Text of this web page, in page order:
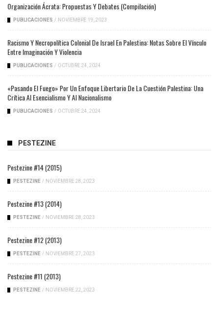
Organización Ácrata: Propuestas Y Debates (compilación)
PUBLICACIONES / NOVIEMBRE 19, 2023
Racismo Y Necropolítica Colonial De Israel En Palestina: Notas Sobre El Vínculo
Entre Imaginación Y Violencia
PUBLICACIONES / OCTUBRE 24, 2024
«Pasando El Fuego» Por Un Enfoque Libertario De La Cuestión Palestina: Una
Crítica Al Esencialismo Y Al Nacionalismo
PUBLICACIONES / OCTUBRE 24, 2024
PESTEZINE
Pestezine #14 (2015)
PESTEZINE / NOVIEMBRE 28, 2023
Pestezine #13 (2014)
PESTEZINE / NOVIEMBRE 28, 2023
Pestezine #12 (2013)
PESTEZINE / NOVIEMBRE 27, 2023
Pestezine #11 (2013)
PESTEZINE / NOVIEMBRE 22, 2023